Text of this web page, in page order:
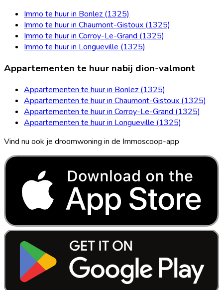
Immo te huur in Bonlez (1325)
Immo te huur in Chaumont-Gistoux (1325)
Immo te huur in Corroy-Le-Grand (1325)
Immo te huur in Longueville (1325)
Appartementen te huur nabij dion-valmont
Appartementen te huur in Bonlez (1325)
Appartementen te huur in Chaumont-Gistoux (1325)
Appartementen te huur in Corroy-Le-Grand (1325)
Appartementen te huur in Longueville (1325)
Vind nu ook je droomwoning in de Immoscoop-app